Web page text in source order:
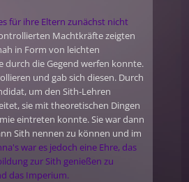
für ihre Eltern zunächst nicht
Machtkräfte zeigten
in Form von leichten
durch die Gegend werfen konnte.
und gab sich diesen. Durch
um den Sith-Lehren
sie mit theoretischen Dingen
eintreten konnte. Sie war dann
Sith nennen zu können und im
war es jedoch eine Ehre, das
zur Sith genießen zu
das Imperium.